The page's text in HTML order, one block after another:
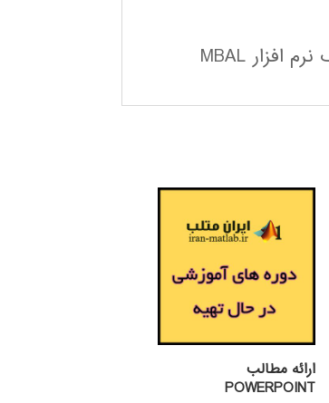
ارائه مطالب
POWERPOINT